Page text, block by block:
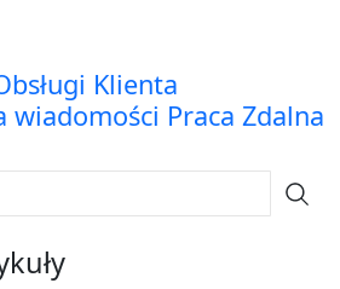
Klienta
wiadomości Praca Zdalna